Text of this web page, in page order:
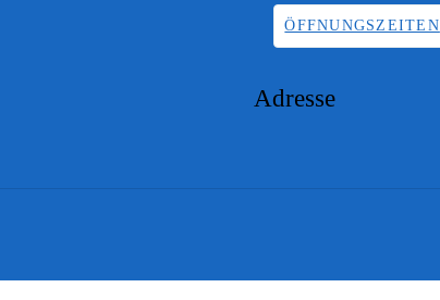
ÖFFNUNGSZEITEN
Adresse